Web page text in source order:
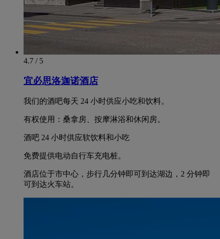
4.7 / 5
宜必思洛迦诺酒店
我们的酒吧每天 24 小时供应小吃和饮料。
有权使用：桑拿房、按摩淋浴和休闲房。
酒吧 24 小时供应软饮料和小吃
免费提供电动自行车充电桩。
酒店位于市中心，步行几分钟即可到达湖边，2 分钟即
可到达火车站。